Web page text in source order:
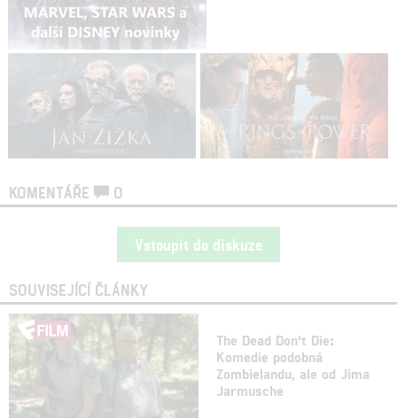
KOMENTÁŘE 0
Vstoupit do diskuze
SOUVISEJÍCÍ ČLÁNKY
The Dead Don't Die:
Komedie podobná
Zombielandu, ale od Jima
Jarmusche